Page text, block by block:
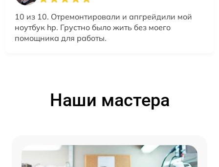
10 из 10. Отремонтировали и апгрейдили мой
ноутбук hp. Грустно было жить без моего
помощника для работы.
Наши мастера